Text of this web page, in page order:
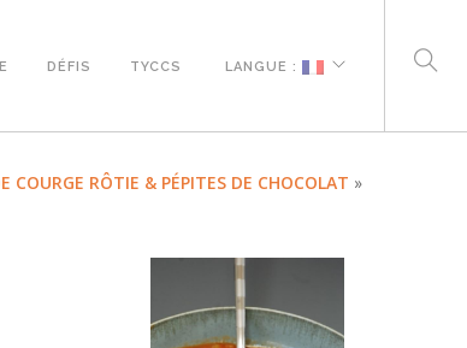
DÉFIS TYCCS LANGUE :
COURGE RÔTIE & PÉPITES DE CHOCOLAT »